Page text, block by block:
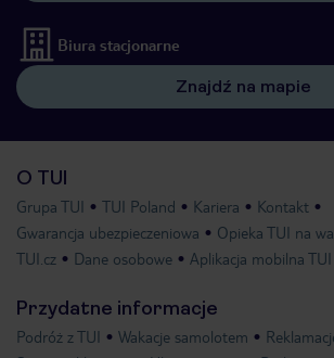
Biura stacjonarne
Znajdź na mapie
O TUI
Grupa TUI TUI Poland Kariera
Kontakt
Gwarancja ubezpieczeniowa
Opieka TUI na
TUI.cz
Dane osobowe Aplikacja mobilna TUI
Przydatne informacje
Podróż z TUI Wakacje samolotem